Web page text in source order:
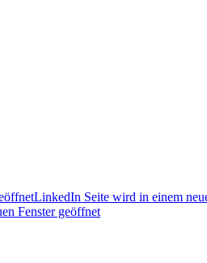
LinkedIn Seite wird in einem
Fenster geöffnet